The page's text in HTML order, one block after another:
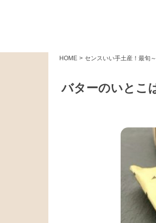
HOME > センスいい手土産！最旬
バターのいとこ